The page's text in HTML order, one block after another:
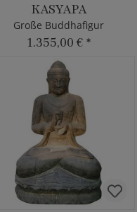
KASYAPA
Große Buddhafigur
1.355,00 € *